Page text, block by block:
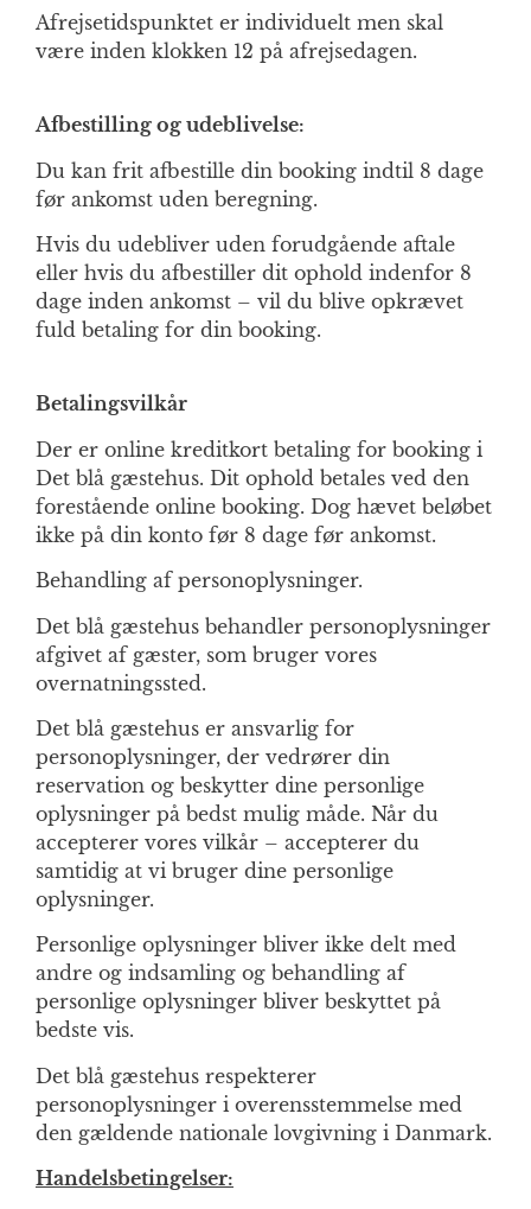
Afrejsetidspunktet er individuelt men skal
være inden klokken 12 på afrejsedagen.
Afbestilling og udeblivelse:
Du kan frit afbestille din booking indtil 8 dage
før ankomst uden beregning.
Hvis du udebliver uden forudgående aftale
eller hvis du afbestiller dit ophold indenfor 8
dage inden ankomst – vil du blive opkrævet
fuld betaling for din booking.
Betalingsvilkår
Der er online kreditkort betaling for booking i
Det blå gæstehus. Dit ophold betales ved den
forestående online booking. Dog hævet beløbet
ikke på din konto før 8 dage før ankomst.
Behandling af personoplysninger.
Det blå gæstehus behandler personoplysninger
afgivet af gæster, som bruger vores
overnatningssted.
Det blå gæstehus er ansvarlig for
personoplysninger, der vedrører din
reservation og beskytter dine personlige
oplysninger på bedst mulig måde. Når du
accepterer vores vilkår – accepterer du
samtidig at vi bruger dine personlige
oplysninger.
Personlige oplysninger bliver ikke delt med
andre og indsamling og behandling af
personlige oplysninger bliver beskyttet på
bedste vis.
Det blå gæstehus respekterer
personoplysninger i overensstemmelse med
den gældende nationale lovgivning i Danmark.
Handelsbetingelser: